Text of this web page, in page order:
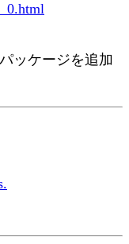
ッケージを追加